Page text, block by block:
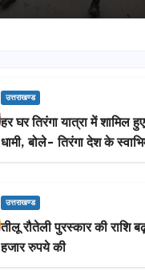
उत्तराखण्ड
हर घर तिरंगा यात्रा में शामिल
धामी, बोले- तिरंगा देश के
प्रतीक
उत्तराखण्ड
तीलू रौतेली पुरस्कार की राशि
हजार रुपये की